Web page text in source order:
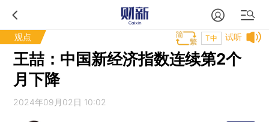
观点 试听
T中
王喆：中国新经济指数连续第2个
月下降
2024年09月02日 10:02